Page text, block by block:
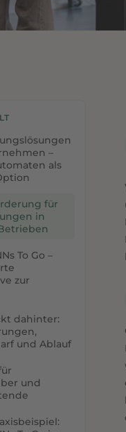
für
–
als
für
in
To Go –
zur
dahinter:
und Ablauf
und